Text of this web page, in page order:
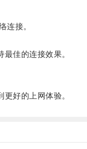
连接。
佳的连接效果。
好的上网体验。